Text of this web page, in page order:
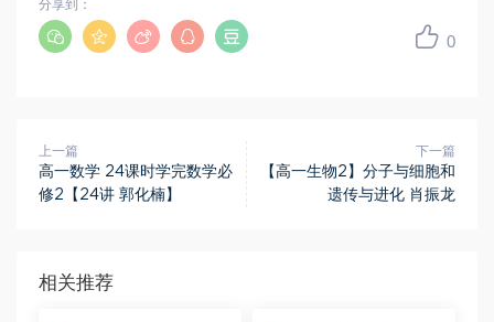
0
分享到：
上一篇
高一数学 24课时学完数学必
修2【24讲 郭化楠】
下一篇
【高一生物2】分子与细胞和
遗传与进化 肖振龙
相关推荐